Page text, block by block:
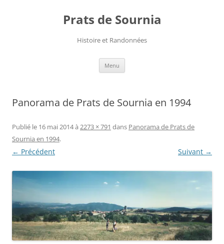
Prats de Sournia
Histoire et Randonnées
Menu
Panorama de Prats de Sournia en 1994
Publié le 16 mai 2014à 2273 × 791 dans Panorama de Prats de
Sournia en 1994.
← Précédent Suivant →